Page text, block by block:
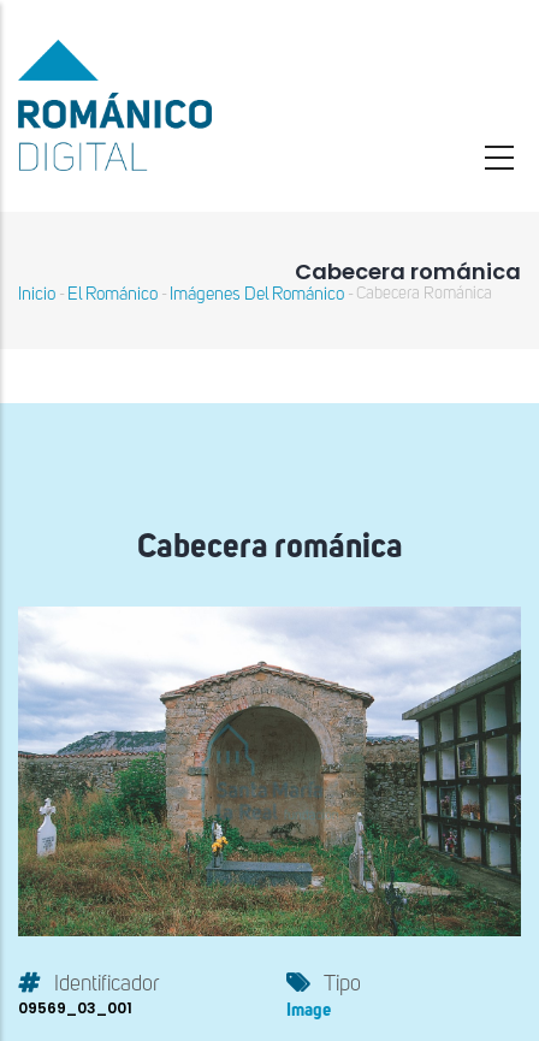
contenido
principal
Cabecera románica
Sobrescribir
navegación
Inicio - El Románico - Imágenes Del Románico - Cabecera Románica
Cabecera románica
Identificador
09569_03_001
Tipo
Image